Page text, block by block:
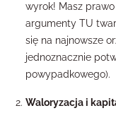
wyrok! Masz
argumenty TU
się na najnowsze
jednoznacznie
powypadkowego).
Waloryzacja i